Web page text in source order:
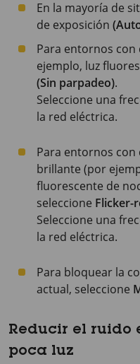
En la mayoría de
de exposición
Para entornos
ejemplo, luz
(Sin parpadeo).
Seleccione una
la red eléctrica.
Para entornos
brillante (por
fluorescente de
seleccione Flicker-
Seleccione una
la red eléctrica.
Para bloquear la
actual, seleccione
Reducir el ruido
poca luz